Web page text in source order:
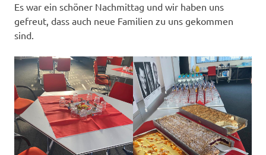
Es war ein schöner Nachmittag und wir haben uns
gefreut, dass auch neue Familien zu uns gekommen
sind.